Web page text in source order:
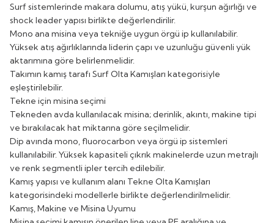
Surf sistemlerinde makara dolumu, atış yükü, kurşun ağırlığı ve
shock leader yapısı birlikte değerlendirilir.
Mono ana misina veya tekniğe uygun örgü ip kullanılabilir.
Yüksek atış ağırlıklarında liderin çapı ve uzunluğu güvenli yük
aktarımına göre belirlenmelidir.
Takımın kamış tarafı Surf Olta Kamışları kategorisiyle
eşleştirilebilir.
Tekne için misina seçimi
Tekneden avda kullanılacak misina; derinlik, akıntı, makine tipi
ve bırakılacak hat miktarına göre seçilmelidir.
Dip avında mono, fluorocarbon veya örgü ip sistemleri
kullanılabilir. Yüksek kapasiteli çıkrık makinelerde uzun metrajlı
ve renk segmentli ipler tercih edilebilir.
Kamış yapısı ve kullanım alanı Tekne Olta Kamışları
kategorisindeki modellerle birlikte değerlendirilmelidir.
Kamış, Makine ve Misina Uyumu